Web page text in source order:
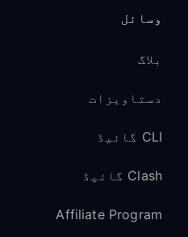
وسائل
بلاگ
دستاویزات
CLI گائیڈ
Clash گائیڈ
Affiliate Program